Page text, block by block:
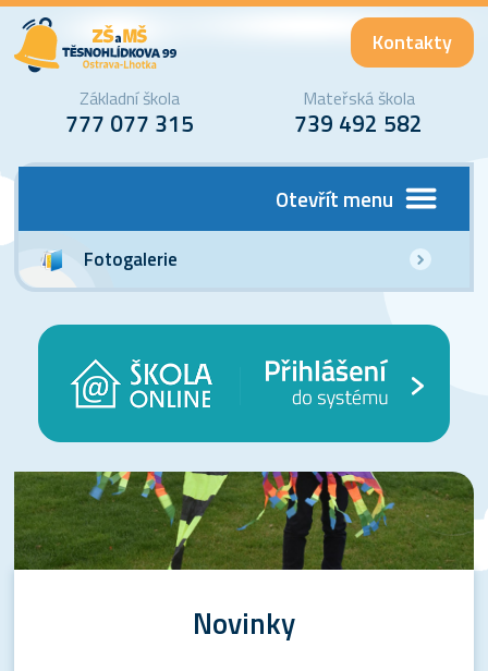
Kontakty
Základní škola
777 077 315
Mateřská škola
739 492 582
Otevřít menu
Fotogalerie
Novinky